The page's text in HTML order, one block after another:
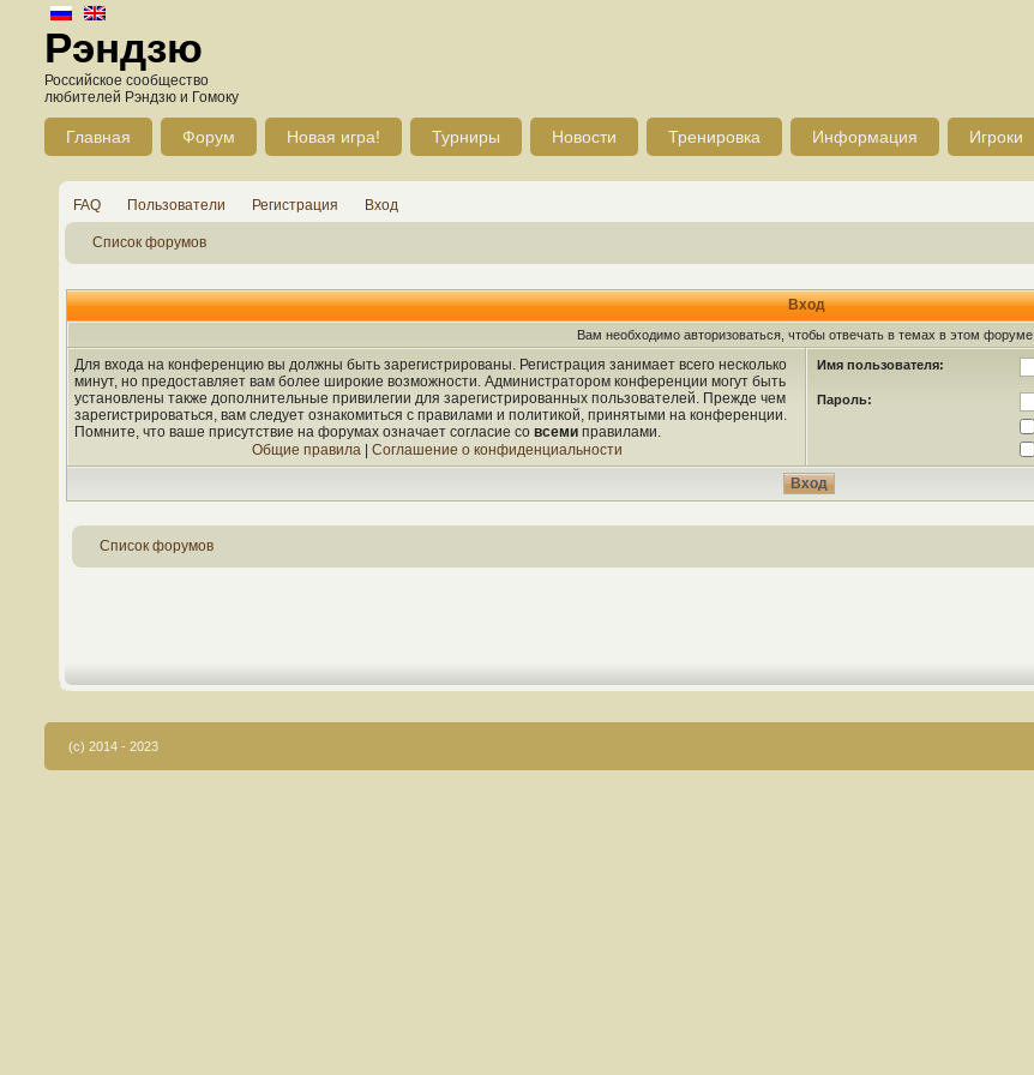
Рэндзю
Российское сообщество
любителей Рэндзю и Гомоку
Главная Форум Новая игра! Турниры Новости Тренировка Информация Игроки
FAQ Пользователи Регистрация Вход
Список форумов
Вход
Вам необходимо авторизоваться, чтобы отвечать в темах в этом форуме.
Для входа на конференцию вы должны быть зарегистрированы. Регистрация занимает всего несколько
минут, но предоставляет вам более широкие возможности. Администратором конференции могут быть
установлены также дополнительные привилегии для зарегистрированных пользователей. Прежде чем
зарегистрироваться, вам следует ознакомиться с правилами и политикой, принятыми на конференции.
Помните, что ваше присутствие на форумах означает согласие со всеми правилами.
Общие правила| Соглашение о конфиденциальности
Имя пользователя:
Пароль:
Список форумов
(c) 2014 - 2023